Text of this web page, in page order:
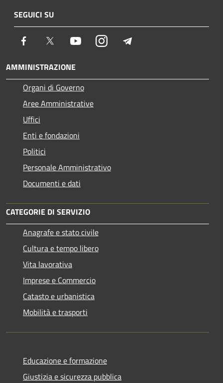
SEGUICI SU
Facebook Twitter YoutubeInstagram
AMMINISTRAZIONE
Organi di Governo
Aree Amministrative
Uffici
Enti e fondazioni
Politici
Personale Amministrativo
Documenti e dati
CATEGORIE DI SERVIZIO
Anagrafe e stato civile
Cultura e tempo libero
Vita lavorativa
Imprese e Commercio
Catasto e urbanistica
Mobilità e trasporti
Educazione e formazione
Giustizia e sicurezza pubblica